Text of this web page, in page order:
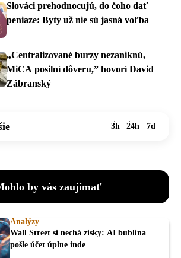
Slováci prehodnocujú, do čoho dať
peniaze: Byty už nie sú jasná voľba
„Centralizované burzy nezaniknú,
MiCA posilní dôveru,” hovorí David
Zábranský
3h 24h 7d
by vás zaujímať
Analýzy
Wall Street si nechá zisky: AI bublina
pošle účet úplne inde